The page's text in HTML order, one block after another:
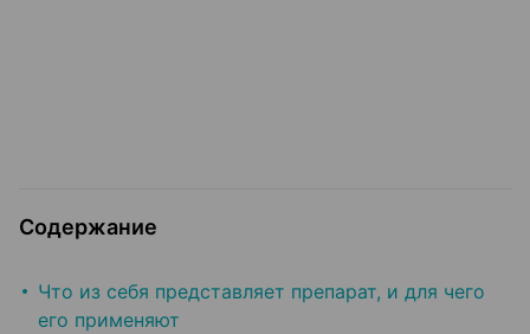
Содержание
Что из себя представляет препарат, и для чего
его применяют